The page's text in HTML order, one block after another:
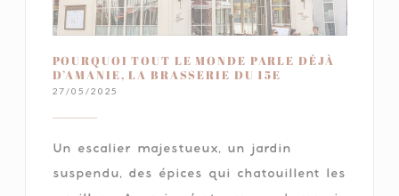
POURQUOI TOUT LE MONDE PARLE DÉJÀ
D’AMANIE, LA BRASSERIE DU 15E
27/05/2025
Un escalier majestueux, un jardin
suspendu, des épices qui chatouillent les